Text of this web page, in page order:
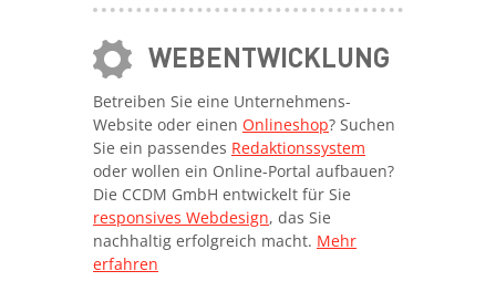
WEBENTWICKLUNG
Betreiben Sie eine Unternehmens-
Website oder einen Onlineshop? Suchen
Sie ein passendes Redaktionssystem
oder wollen ein Online-Portal aufbauen?
Die CCDM GmbH entwickelt für Sie
responsives Webdesign, das Sie
nachhaltig erfolgreich macht. Mehr
erfahren